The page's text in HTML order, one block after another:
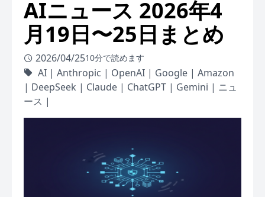
AIニュース 2026年4
月19日〜25日まとめ
2026/04/2510分で読めます
AI | Anthropic | OpenAI | Google | Amazon
| DeepSeek | Claude | ChatGPT | Gemini | ニュ
ース |